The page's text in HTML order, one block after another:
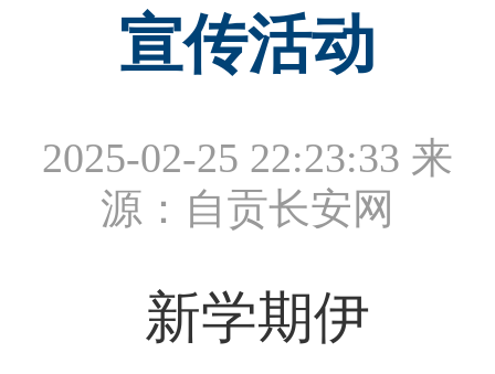
宣传活动
2025-02-25 22:23:33 来
源：自贡长安网
新学期伊